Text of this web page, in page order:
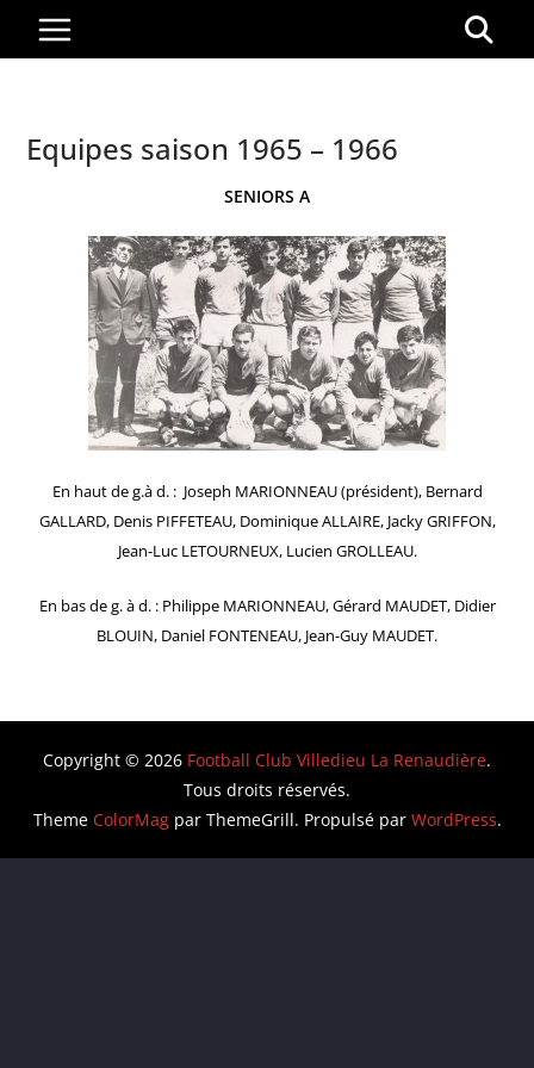
Passer
Equipes saison 1965 – 1966
SENIORS A
En haut de g.à d. : Joseph MARIONNEAU (président), Bernard
GALLARD, Denis PIFFETEAU, Dominique ALLAIRE, Jacky GRIFFON,
Jean-Luc LETOURNEUX, Lucien GROLLEAU.
En bas de g. à d. : Philippe MARIONNEAU, Gérard MAUDET, Didier
BLOUIN, Daniel FONTENEAU, Jean-Guy MAUDET.
Copyright © 2026 Football Club Villedieu La Renaudière.
Tous droits réservés.
Theme ColorMagpar ThemeGrill. Propulsé par WordPress.